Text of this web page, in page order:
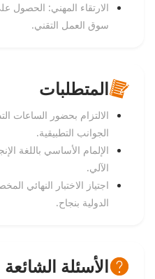
الارتقاء المهني:
سوق العمل التقني.
المتطلبات
الالتزام بحضور الساعات
الجوانب التطبيقية.
الإلمام الأساسي باللغة
الآلي.
الدولية بنجاح.
الأسئلة الشائعة